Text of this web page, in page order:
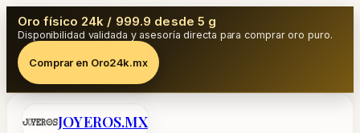
Oro físico 24k / 999.9 desde 5 g
Disponibilidad validada y asesoría directa para comprar oro puro.
Comprar en Oro24k.mx
Saltar
JOYEROS.MX